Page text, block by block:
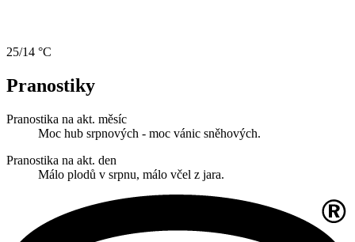
25/14 °C
Pranostiky
Pranostika na akt. měsíc
Moc hub srpnových - moc vánic sněhových.
Pranostika na akt. den
Málo plodů v srpnu, málo včel z jara.